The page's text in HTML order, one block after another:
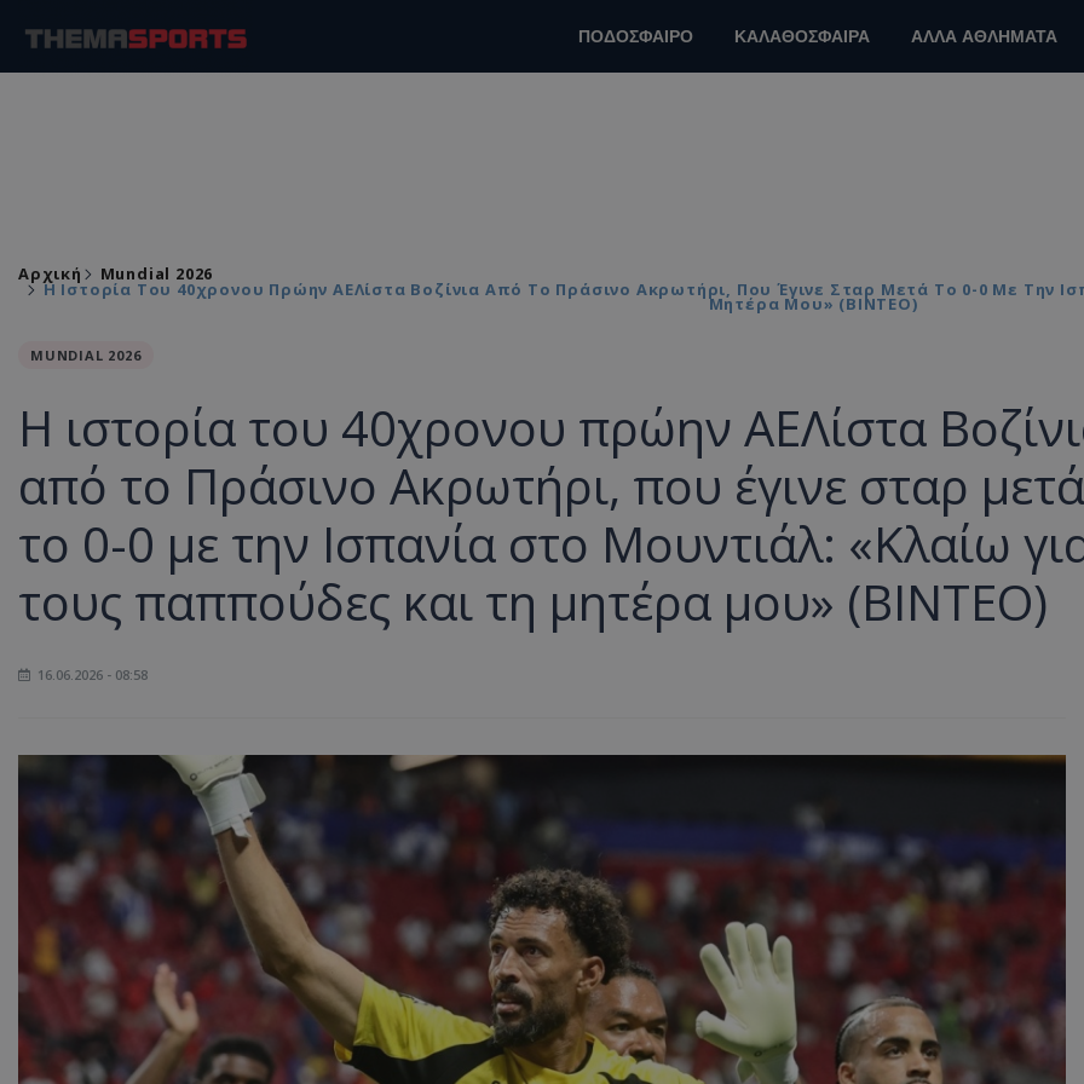
ΠΟΔΟΣΦΑΙΡΟ ΚΑΛΑΘΟΣΦΑΙΡΑ ΑΛΛΑ ΑΘΛΗΜΑΤΑ
Αρχική Mundial 2026
Η Ιστορία Του 40χρονου Πρώην ΑΕΛίστα Βοζίνια Από Το Πράσινο Ακρωτήρι, Που Έγινε Σταρ Μετά Το 0-0 Με Την
Μητέρα Μου» (ΒΙΝΤΕΟ)
MUNDIAL 2026
Η ιστορία του 40χρονου πρώην ΑΕΛίστα
από το Πράσινο Ακρωτήρι, που έγινε σταρ μετά
το 0-0 με την Ισπανία στο Μουντιάλ: «Κλαίω
τους παππούδες και τη μητέρα μου» (ΒΙΝΤΕΟ)
16.06.2026 - 08:58